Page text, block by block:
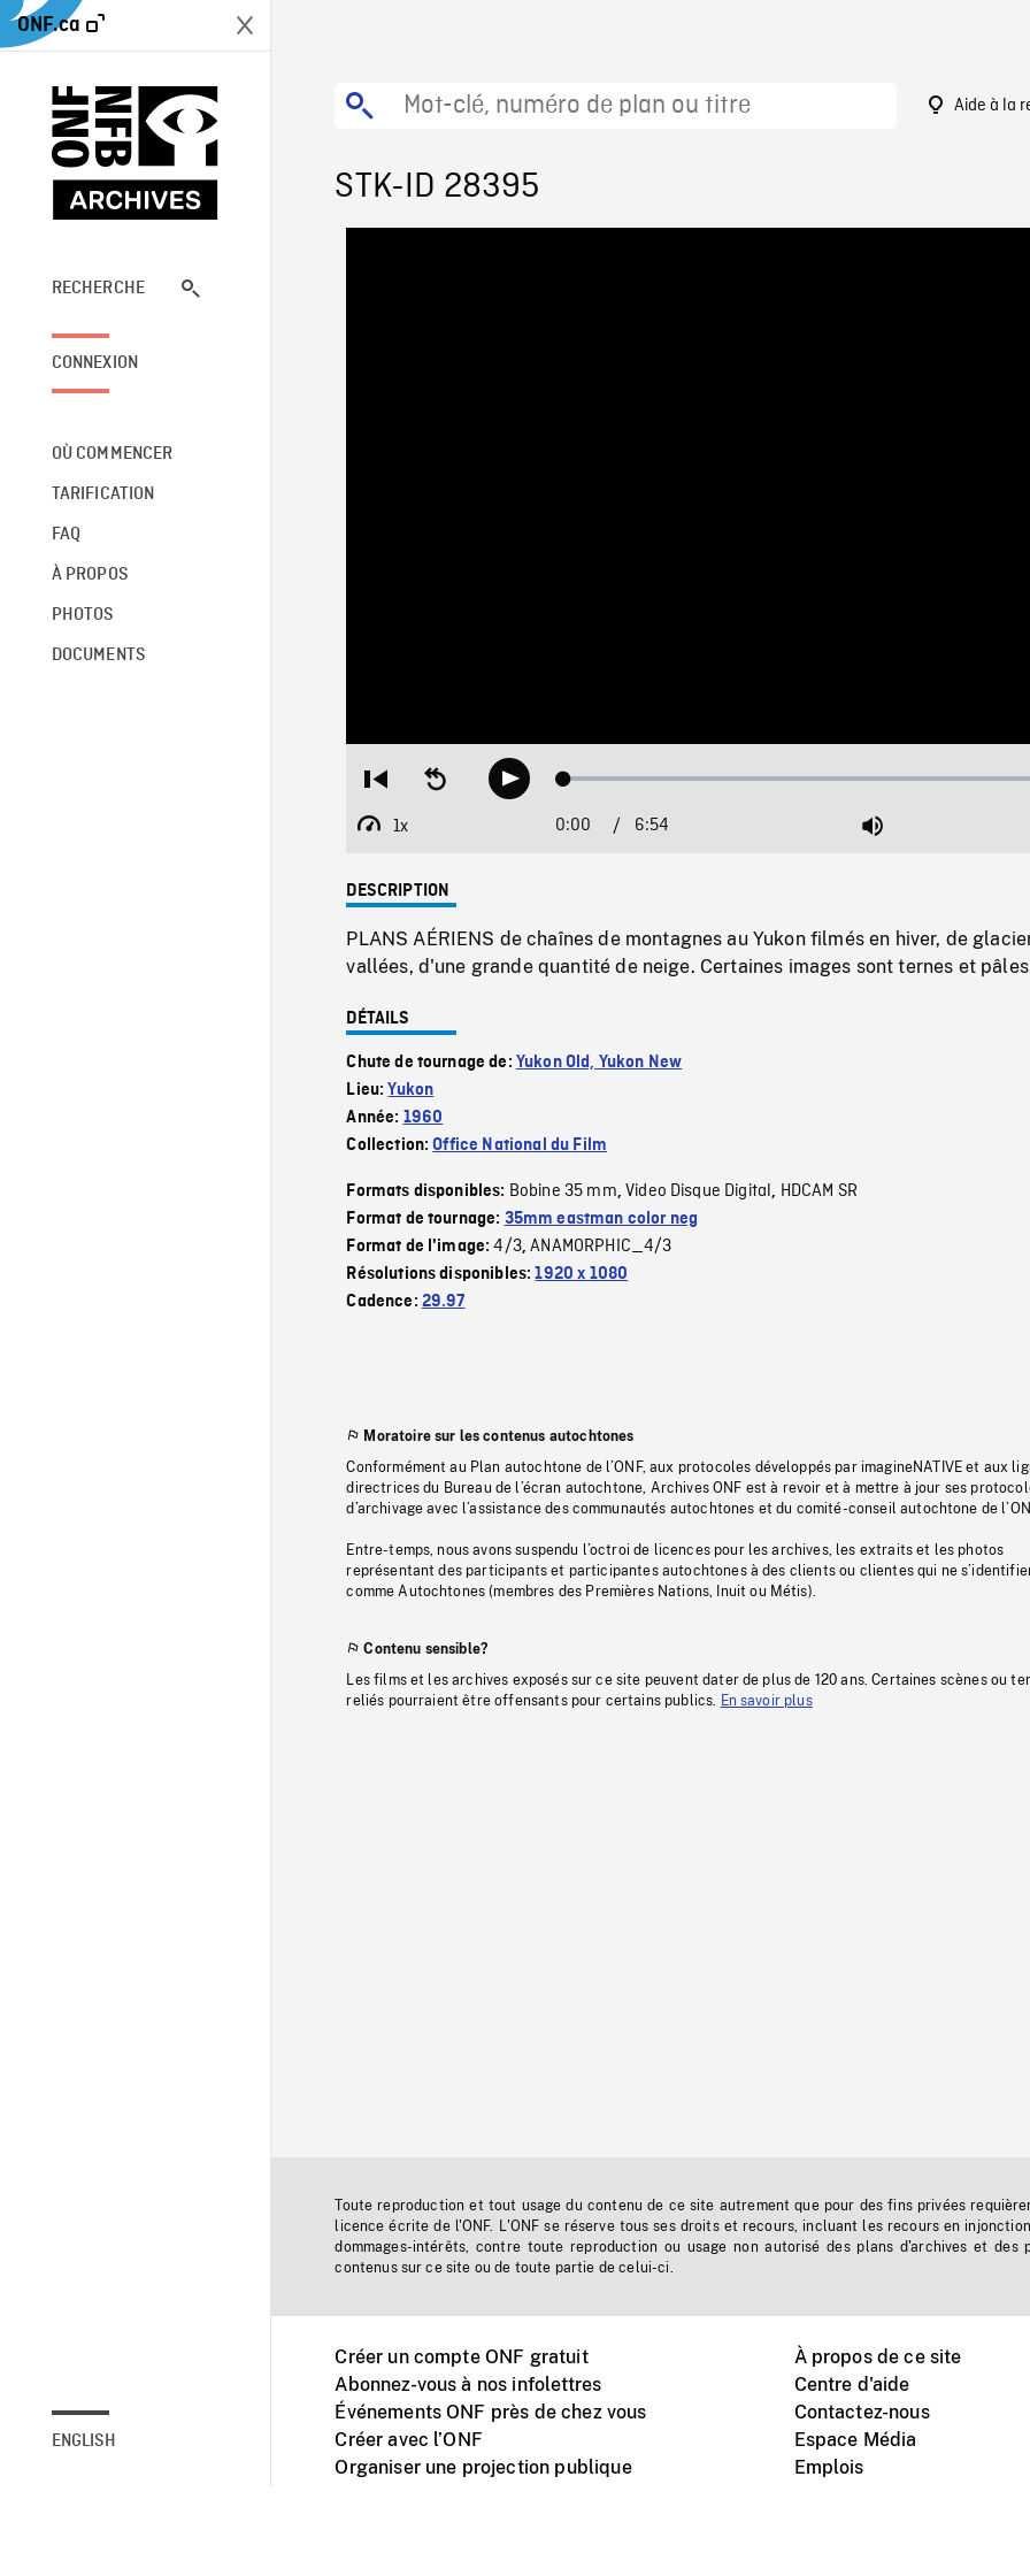
ONF.ca
RECHERCHE
CONNEXION
OÙ COMMENCER
TARIFICATION
FAQ
À PROPOS
PHOTOS
DOCUMENTS
ENGLISH
Aide à la
STK-ID 28395
Restart
beginning
Seek
backwardPlay Loaded:
1x
Playback
Current
0:00 / Duration
6:54 Mute
DESCRIPTION
PLANS AÉRIENS de chaînes de montagnes au Yukon filmés en hiver, de
vallées, d'une grande quantité de neige. Certaines images sont ternes et
DÉTAILS
Chute de tournage de: Yukon Old, Yukon New
Lieu:Yukon
Année: 1960
Collection:Office National du Film
Formats disponibles: Bobine 35 mm,Video Disque Digital, HDCAM SR
Format de tournage: 35mm eastman color neg
Format de l'image:4/3,ANAMORPHIC_4/3
Résolutions disponibles:1920 x 1080
Cadence: 29.97
Moratoire sur les contenus autochtones
Conformément au Plan autochtone de l’ONF, aux protocoles développés par imagineNATIVE et aux
directrices du Bureau de l’écran autochtone, Archives ONF est à revoir et à mettre à jour ses
d’archivage avec l’assistance des communautés autochtones et du comité-conseil autochtone de
Entre-temps, nous avons suspendu l’octroi de licences pour les archives, les extraits et les photos
représentant des participants et participantes autochtones à des clients ou clientes qui ne
comme Autochtones (membres des Premières Nations, Inuit ou Métis).
Contenu sensible?
Les films et les archives exposés sur ce site peuvent dater de plus de 120 ans. Certaines scènes ou
reliés pourraient être offensants pour certains publics.
En savoir plus
Toute reproduction et tout usage du contenu de ce site autrement que pour des fins privées
licence écrite de l'ONF. L'ONF se réserve tous ses droits et recours, incluant les recours en
dommages-intérêts, contre toute reproduction ou usage non autorisé des plans d'archives et des
contenus sur ce site ou de toute partie de celui-ci.
Créer un compte ONF gratuit
Abonnez-vous à nos infolettres
Événements ONF près de chez vous
Créer avec l’ONF
Organiser une projection publique
À propos de ce site
Centre d'aide
Contactez-nous
Espace Média
Emplois